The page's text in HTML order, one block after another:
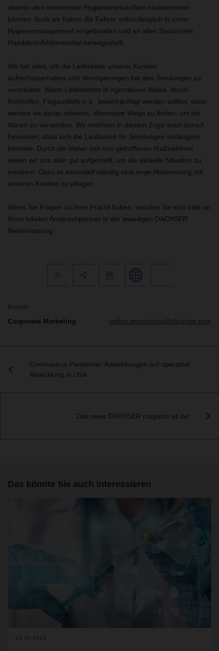
ebenso den vermehrten Hygienevorschriften nachkommen
können. Auch wir haben die Fahrer vollumfänglich in unser
Hygienemanagement eingebunden und an allen Standorten
Handdesinfektionsmittel bereitgestellt.
Wir tun alles, um die Lieferkette unserer Kunden
aufrechtzuerhalten und Verzögerungen bei den Sendungen zu
vermeiden. Wenn Lieferketten in irgendeiner Weise, durch
Kontrollen, Flugausfälle o.ä., beeinträchtigt werden sollten, dann
werden wir daran arbeiten, alternative Wege zu finden, um die
Waren zu versenden. Wir möchten in diesem Zuge auch darauf
hinweisen, dass sich die Laufzeiten für Sendungen verlängern
könnten. Durch die bisher von uns getroffenen Maßnahmen
sehen wir uns aber gut aufgestellt, um die aktuelle Situation zu
meistern. Dazu ist essentiell ständig eine enge Abstimmung mit
unseren Kunden zu pflegen.
Wenn Sie Fragen zu Ihrer Fracht haben, wenden Sie sich bitte an
Ihren lokalen Ansprechpartner in der jeweiligen DACHSER
Niederlassung.
Kontakt
Corporate Marketing online.promotions@dachser.com
Coronavirus-Pandemie: Auswirkungen auf operative
Abwicklung in USA
Das neue DACHSER magazin ist da!
Das könnte Sie auch interessieren
03.06.2022